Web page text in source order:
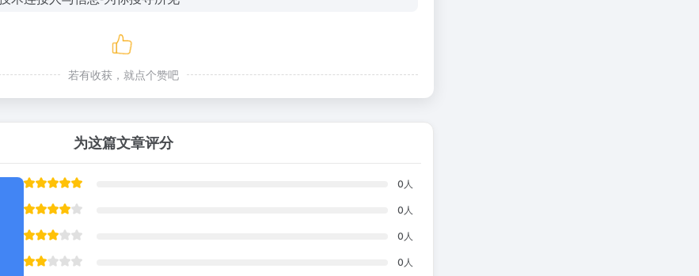
若有收获，就点个赞吧
为这篇文章评分
0 人
0 人
0 人
0 人